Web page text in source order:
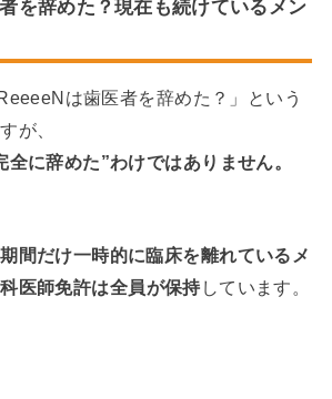
を辞めた？現在も続けているメン
は歯医者を辞めた？」という
が、
全に辞めた”わけではありません。
間だけ一時的に臨床を離れているメ
医師免許は全員が保持しています。